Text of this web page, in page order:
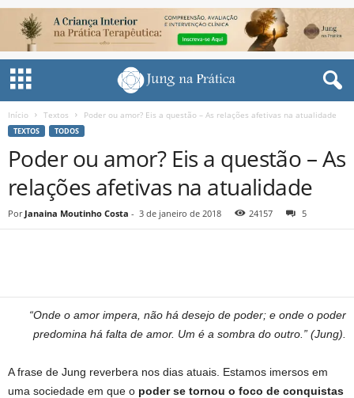
Início Textos Poder ou amor? Eis a questão – As relações afetivas na atualidade
TEXTOS TODOS
Poder ou amor? Eis a questão – As
relações afetivas na atualidade
Por Janaina Moutinho Costa - 3 de janeiro de 2018 24157 5
“Onde o amor impera, não há desejo de poder; e onde o poder
predomina há falta de amor. Um é a sombra do outro.” (Jung).
A frase de Jung reverbera nos dias atuais. Estamos imersos em
uma sociedade em que o poder se tornou o foco de conquistas